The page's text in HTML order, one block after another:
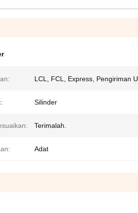
LCL, FCL, Express, Pengiriman
Silinder
Terimalah.
Adat